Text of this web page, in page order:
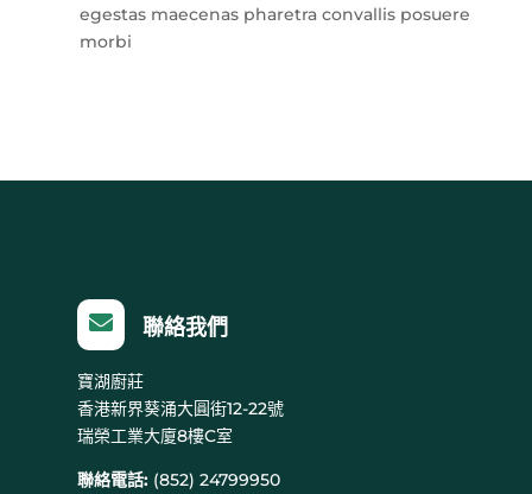
egestas maecenas pharetra convallis posuere
morbi
 聯絡我們
寶湖廚莊
香港新界葵涌大圓街12-22號
瑞榮工業大廈8樓C室
聯絡電話: (852) 24799950